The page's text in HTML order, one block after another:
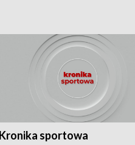
Kronika sportowa